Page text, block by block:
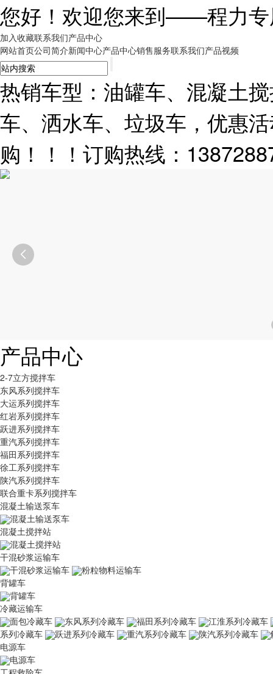
您好！欢迎您来到——程力
加入收藏联系我们产品中心
网站首页公司简介新闻中心产品中心销售服务联系我们产品视频
热销车型：油罐车、混凝土
车、洒水车、垃圾车，优惠
购！！！订购热线：

产品中心
2-7立方搅拌车
东风系列搅拌车
大运系列搅拌车
红岩系列搅拌车
跃进系列搅拌车
重汽系列搅拌车
福田系列搅拌车
徐工系列搅拌车
陕汽系列搅拌车
联合重卡系列搅拌车
混凝土输送泵车
混凝土输送泵车
混凝土搅拌站
混凝土搅拌站
干混砂浆运输车
干混砂浆运输车
粉粒物料运输车
背罐车
背罐车
冷藏运输车
面包冷藏车
东风系列冷藏车 福田系列冷藏车
江淮系列冷藏车
系列冷藏车
跃进系列冷藏车 重汽系列冷藏车 陕汽系列冷藏车
电源车
电源车